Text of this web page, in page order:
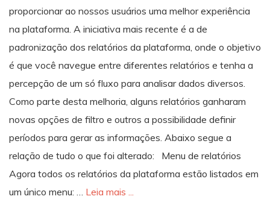
proporcionar ao nossos usuários uma melhor experiência
na plataforma. A iniciativa mais recente é a de
padronização dos relatórios da plataforma, onde o objetivo
é que você navegue entre diferentes relatórios e tenha a
percepção de um só fluxo para analisar dados diversos.
Como parte desta melhoria, alguns relatórios ganharam
novas opções de filtro e outros a possibilidade definir
períodos para gerar as informações. Abaixo segue a
relação de tudo o que foi alterado: Menu de relatórios
Agora todos os relatórios da plataforma estão listados em
um único menu: … Leia mais ...